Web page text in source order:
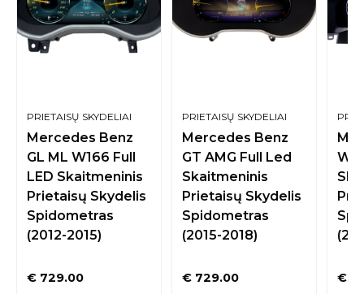
PRIETAISŲ SKYDELIAI
Mercedes Benz
GL ML W166 Full
LED Skaitmeninis
Prietaisų Skydelis
Spidometras
(2012-2015)
€ 729.00
PRIETAISŲ SKYDELIAI
Mercedes Benz
GT AMG Full Led
Skaitmeninis
Prietaisų Skydelis
Spidometras
(2015-2018)
€729.00 €